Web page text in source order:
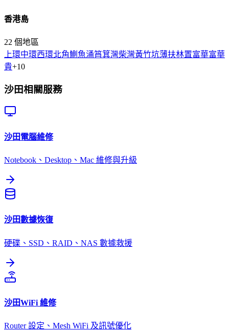
香港島
22 個地區
上環中環西環北角鰂魚涌筲箕灣柴灣黃竹坑薄扶林置富華富華
貴+10
沙田相關服務
沙田電腦維修
Notebook、Desktop、Mac 維修與升級
沙田數據恢復
硬碟、SSD、RAID、NAS 數據救援
沙田WiFi 維修
Router 設定、Mesh WiFi 及訊號優化